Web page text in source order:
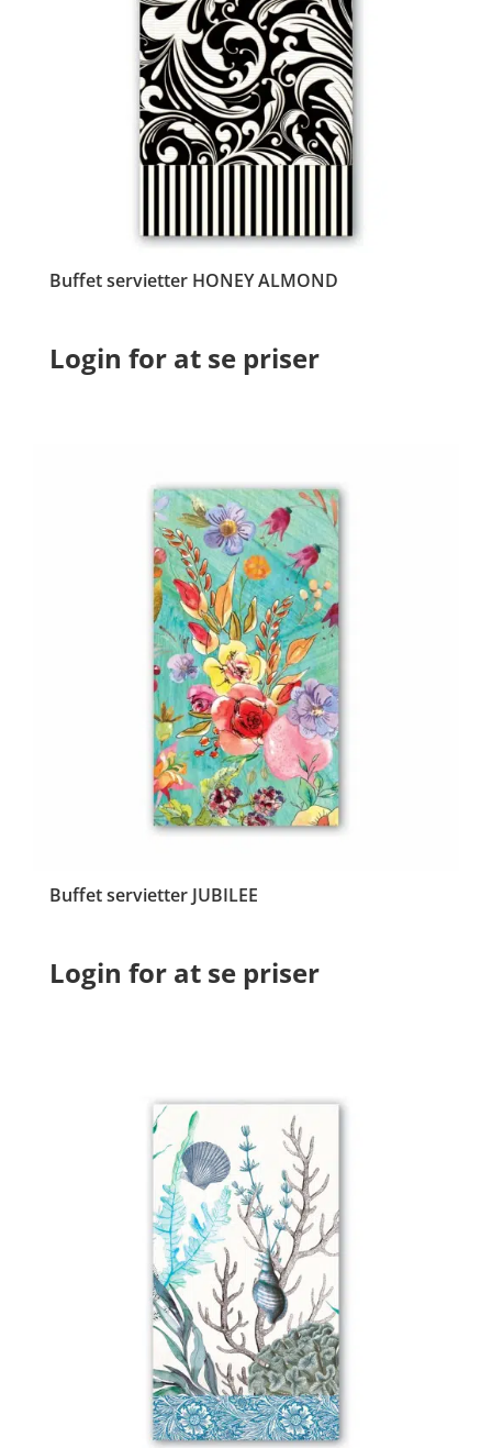
Buffet servietter HONEY ALMOND
Login for at se priser
Buffet servietter JUBILEE
Login for at se priser